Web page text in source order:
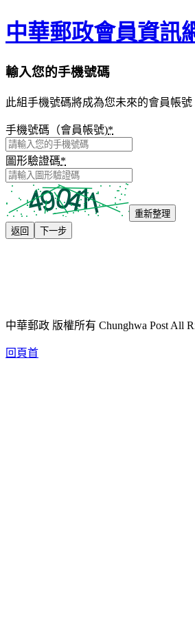
中華郵政會員資訊
輸入您的手機號碼
此組手機號碼將成為您未來的會員帳號
手機號碼（會員帳號)*
圖形驗證碼*
重新整理
返回
下一步
中華郵政 版權所有 Chunghwa Post All
回頁首